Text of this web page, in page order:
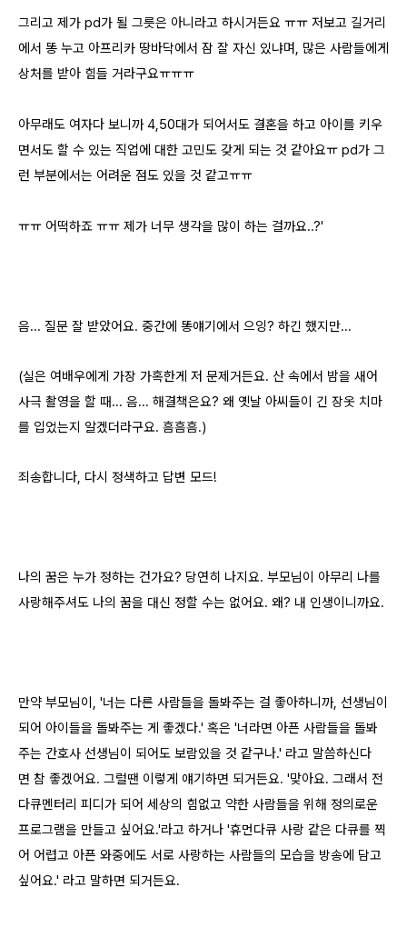
그리고 제가 pd가 될 그릇은 아니라고 하시거든요 ㅠㅠ 저보고 길거리
에서 똥 누고 아프리카 땅바닥에서 잠 잘 자신 있냐며, 많은 사람들에게
상처를 받아 힘들 거라구요ㅠㅠㅠ
아무래도 여자다 보니까 4,50대가 되어서도 결혼을 하고 아이를 키우
면서도 할 수 있는 직업에 대한 고민도 갖게 되는 것 같아요ㅠ pd가 그
런 부분에서는 어려운 점도 있을 것 같고ㅠㅠ
ㅠㅠ 어떡하죠 ㅠㅠ 제가 너무 생각을 많이 하는 걸까요..?'
음... 질문 잘 받았어요. 중간에 똥얘기에서 으잉? 하긴 했지만...
(실은 여배우에게 가장 가혹한게 저 문제거든요. 산 속에서 밤을 새어
사극 촬영을 할 때... 음... 해결책은요? 왜 옛날 아씨들이 긴 장옷 치마
를 입었는지 알겠더라구요. 흠흠흠.)
죄송합니다, 다시 정색하고 답변 모드!
나의 꿈은 누가 정하는 건가요? 당연히 나지요. 부모님이 아무리 나를
사랑해주셔도 나의 꿈을 대신 정할 수는 없어요. 왜? 내 인생이니까요.
만약 부모님이, '너는 다른 사람들을 돌봐주는 걸 좋아하니까, 선생님이
되어 아이들을 돌봐주는 게 좋겠다.' 혹은 '너라면 아픈 사람들을 돌봐
주는 간호사 선생님이 되어도 보람있을 것 같구나.' 라고 말씀하신다
면 참 좋겠어요. 그럴땐 이렇게 얘기하면 되거든요. '맞아요. 그래서 전
다큐멘터리 피디가 되어 세상의 힘없고 약한 사람들을 위해 정의로운
프로그램을 만들고 싶어요.'라고 하거나 '휴먼다큐 사랑 같은 다큐를 찍
어 어렵고 아픈 와중에도 서로 사랑하는 사람들의 모습을 방송에 담고
싶어요.' 라고 말하면 되거든요.